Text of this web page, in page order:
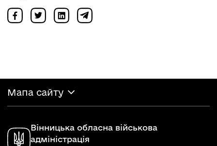
Мапа сайту
Вінницька обласна військова
адміністрація